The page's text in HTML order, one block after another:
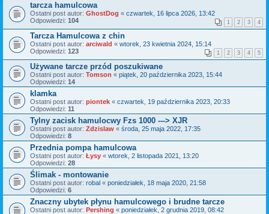
tarcza hamulcowa
Ostatni post autor: GhostDog « czwartek, 16 lipca 2026, 13:42
Odpowiedzi: 104 1 2 3 4
Tarcza Hamulcowa z chin
Ostatni post autor: arciwald « wtorek, 23 kwietnia 2024, 15:14
Odpowiedzi: 123 1 2 3 4 5
Używane tarcze przód poszukiwane
Ostatni post autor: Tomson « piątek, 20 października 2023, 15:44
Odpowiedzi: 14
klamka
Ostatni post autor: piontek « czwartek, 19 października 2023, 20:33
Odpowiedzi: 11
Tylny zacisk hamulocwy Fzs 1000 ---> XJR
Ostatni post autor: Zdzislaw « środa, 25 maja 2022, 17:35
Odpowiedzi: 8
Przednia pompa hamulcowa
Ostatni post autor: Łysy « wtorek, 2 listopada 2021, 13:20
Odpowiedzi: 28
Ślimak - montowanie
Ostatni post autor: robal « poniedziałek, 18 maja 2020, 21:58
Odpowiedzi: 6
Znaczny ubytek płynu hamulcowego i brudne tarcze
Ostatni post autor: Pershing « poniedziałek, 2 grudnia 2019, 08:42